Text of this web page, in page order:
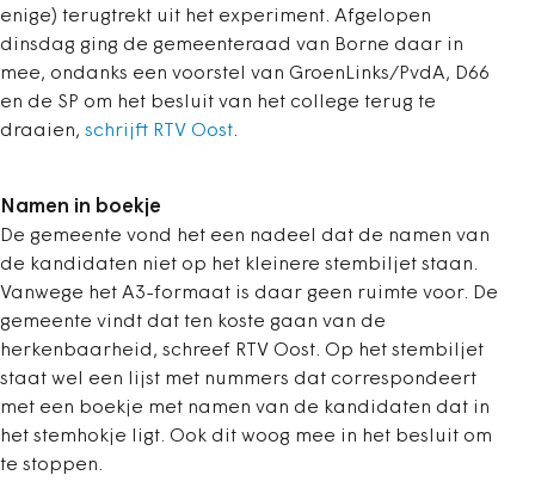
enige) terugtrekt uit het experiment. Afgelopen
dinsdag ging de gemeenteraad van Borne daar in
mee, ondanks een voorstel van GroenLinks/PvdA, D66
en de SP om het besluit van het college terug te
draaien, schrijft RTV Oost.
Namen in boekje
De gemeente vond het een nadeel dat de namen van
de kandidaten niet op het kleinere stembiljet staan.
Vanwege het A3-formaat is daar geen ruimte voor. De
gemeente vindt dat ten koste gaan van de
herkenbaarheid, schreef RTV Oost. Op het stembiljet
staat wel een lijst met nummers dat correspondeert
met een boekje met namen van de kandidaten dat in
het stemhokje ligt. Ook dit woog mee in het besluit om
te stoppen.